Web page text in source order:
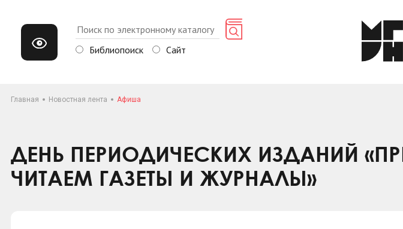
Библиопоиск Сайт
Главная Новостная лента Афиша
ДЕНЬ ПЕРИОДИЧЕСКИХ ИЗДАНИЙ
ЧИТАЕМ ГАЗЕТЫ И ЖУРНАЛЫ»